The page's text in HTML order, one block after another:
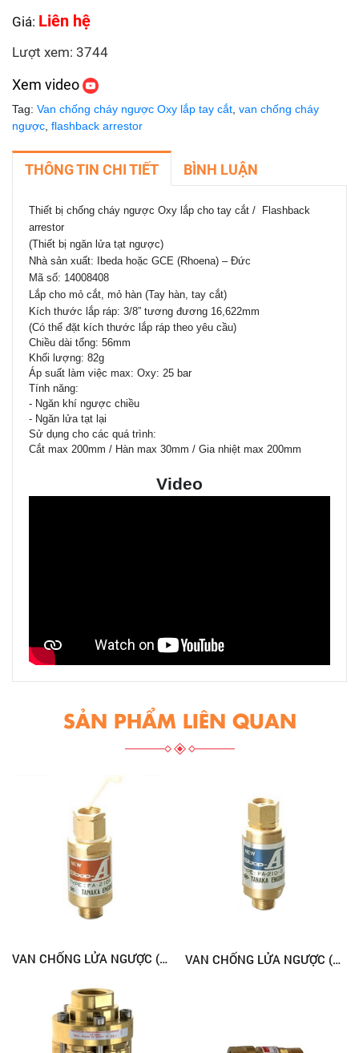
Giá: Liên hệ
Lượt xem: 3744
Xem video
Tag: Van chống cháy ngược Oxy lắp tay cắt van chống cháy
ngược flashback arrestor
THÔNG TIN CHI TIẾT BÌNH LUẬN
Thiết bị chống cháy ngược Oxy lắp cho tay cắt / Flashback
arrestor
(Thiết bị ngăn lửa tạt ngược)
Nhà sản xuất: Ibeda hoặc GCE (Rhoena) – Đức
Mã số: 14008408
Lắp cho mỏ cắt, mỏ hàn (Tay hàn, tay cắt)
Kích thước lắp ráp: 3/8” tương đương 16,622mm
(Có thể đặt kích thước lắp ráp theo yêu cầu)
Chiều dài tổng: 56mm
Khối lượng: 82g
Áp suất làm việc max: Oxy: 25 bar
Tính năng:
- Ngăn khí ngược chiều
- Ngăn lửa tạt lại
Sử dụng cho các quá trình:
Cắt max 200mm / Hàn max 30mm / Gia nhiệt max 200mm
Video
SẢN PHẨM LIÊN QUAN
VAN CHỐNG LỬA NGƯỢC (GAS) TANAKA VAN CHỐNG LỬA NGƯỢC (OXY) TANAKA